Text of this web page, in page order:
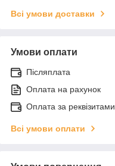
Всі умови доставки
Умови оплати
Післяплата
Оплата на рахунок
Оплата за реквізитами
Всі умови оплати